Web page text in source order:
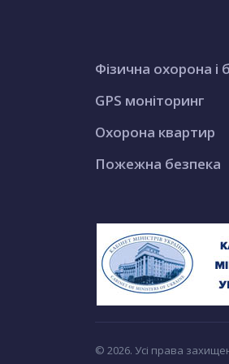
Фізична охорона і
GPS моніторинг
Охорона квартир
Пожежна безпека
© 2026. Усі права